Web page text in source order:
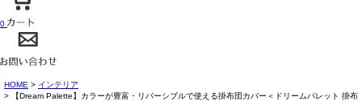
0
HOME
インテリア
【Dream Palette】カラーが豊富・リバーシブルで使える掛布団カバー＜ドリームパレット 掛布